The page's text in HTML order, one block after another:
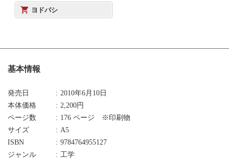
ヨドバシ
基本情報
発売日
2010年6月10日
本体価格
2,200円
ページ数
176 ページ ※印刷物
サイズ
A5
ISBN
9784764955127
ジャンル
工学